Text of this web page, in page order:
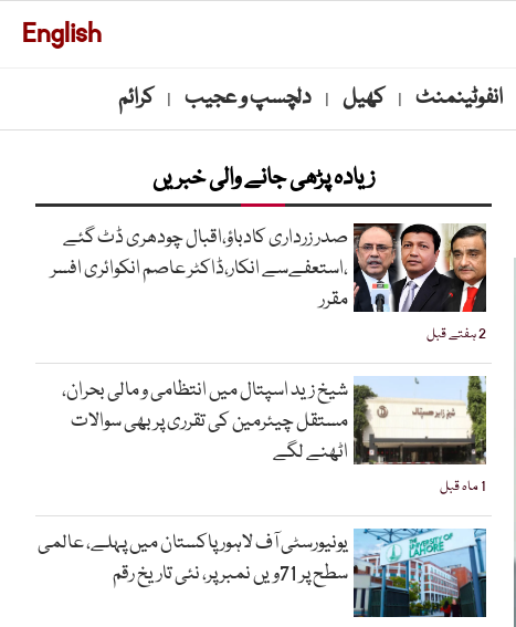
English
انفوٹینمنٹ | کھیل | دلچسپ و عجیب | کرائم
زیادہ پڑھی جانے والی خبریں
2 ہفتے قبل
صدر زرداری کادباؤ،اقبال چودھری ڈٹ گئے
،استعفےسے انکار،ڈاکٹر عاصم انکوائری افسر
مقرر
1 ماہ قبل
شیخ زید اسپتال میں انتظامی و مالی بحران،
مستقل چیئرمین کی تقرری پر بھی سوالات
اٹھنے لگے
یونیورسٹی آف لاہور پاکستان میں پہلے، عالمی
سطح پر 71ویں نمبر پر، نئی تاریخ رقم